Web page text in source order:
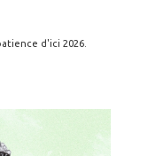
d'ici 2026.